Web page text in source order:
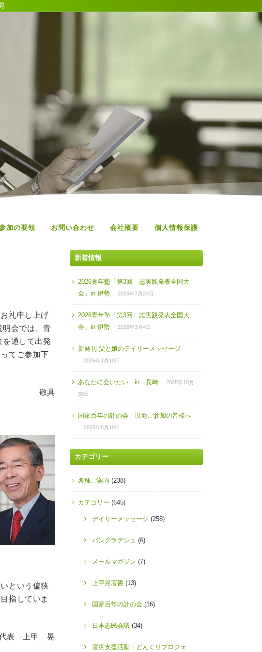
加の要領 お問い合わせ 会社概要 個人情報保護
礼申し上げ
明会では、青
通して出発
てご参加下
敬具
という偏狭
指していま
代表 上甲 晃
新着情報
2026青年塾「第3回 志実践発表全国大
会」in 伊勢
2026年7月24日
2026青年塾「第3回 志実践発表全国大
会」in 伊勢
2026年3月4日
新発刊 父と娘のデイリーメッセージ
2026年1月10日
あなたに会いたい in 長崎
2025年10月
30日
国家百年の計の会 現地ご参加の皆様へ
2025年8月19日
カテゴリー
各種ご案内 (238)
カテゴリー (645)
デイリーメッセージ (258)
バングラデシュ (6)
メールマガジン (7)
上甲晃著書 (13)
国家百年の計の会 (16)
日本志民会議 (34)
震災支援活動・どんぐりプロジェ